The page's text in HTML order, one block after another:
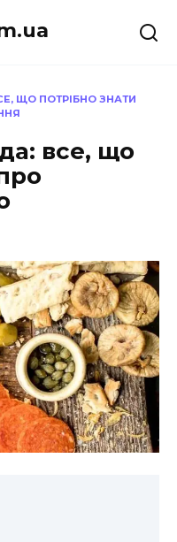
ЩО ПОТРІБНО ЗНАТИ
все, що